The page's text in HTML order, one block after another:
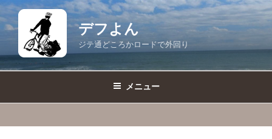
コ
ン
デフよん
ジテ通どころかロードで外回り
メニュー